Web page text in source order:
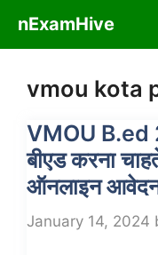
content
nExamHive
vmou kota
VMOU B.ed
बीएड करना
ऑनलाइन
January 14, 2024